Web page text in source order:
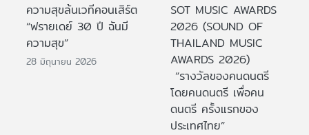
ความสุขล้นเวทีคอนเสิร์ต
“ฟรายเดย์ 30 ปี ฉันมี
ความสุข”
28 มิถุนายน 2026
SOT MUSIC AWARDS
2026 (SOUND OF
THAILAND MUSIC
AWARDS 2026)
“รางวัลของคนดนตรี
โดยคนดนตรี เพื่อคน
ดนตรี ครั้งแรกของ
ประเทศไทย”